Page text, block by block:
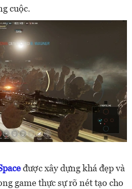
cuộc.
được xây dựng khá đẹp và
game thực sự rõ nét tạo cho